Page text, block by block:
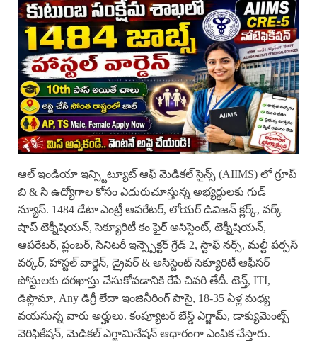
ఆల్ ఇండియా ఇన్స్టిట్యూట్ ఆఫ్ మెడికల్ సైన్స్ (AIIMS) లో గ్రూప్
బి & సి ఉద్యోగాల కోసం ఎదురుచూస్తున్న అభ్యర్థులకు గుడ్
న్యూస్. 1484 డేటా ఎంట్రీ ఆపరేటర్, లోయర్ డివిజన్ క్లర్క్, వర్క్
షాప్ టెక్నీషియన్, సెక్యూరిటీ కం ఫైర్ అసిస్టెంట్, టెక్నీషియన్,
ఆపరేటర్, ప్లంబర్, సేనిటరీ ఇన్స్పెక్టర్ గ్రేడ్ 2, స్టాఫ్ నర్స్, మల్టీ పర్పస్
వర్కర్, హాస్టల్ వార్డెన్, డ్రైవర్ & అసిస్టెంట్ సెక్యూరిటీ ఆఫీసర్
పోస్టులకు దరఖాస్తు చేసుకోవడానికి రేపే చివరి తేదీ. టెన్త్, ITI,
డిప్లొమా, Any డిగ్రీ లేదా ఇంజినీరింగ్ పాసై, 18-35 ఏళ్ల మధ్య
వయసున్న వారు అర్హులు. కంప్యూటర్ బేస్డ్ ఎగ్జామ్, డాక్యుమెంట్స్
వెరిఫికేషన్, మెడికల్ ఎగ్జామినేషన్ ఆధారంగా ఎంపిక చేస్తారు.